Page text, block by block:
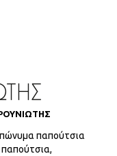
παπούτσια
παπούτσια,